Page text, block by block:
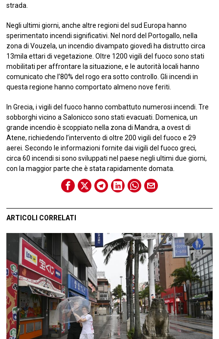
strada.
Negli ultimi giorni, anche altre regioni del sud Europa hanno
sperimentato incendi significativi. Nel nord del Portogallo, nella
zona di Vouzela, un incendio divampato giovedì ha distrutto circa
13mila ettari di vegetazione. Oltre 1200 vigili del fuoco sono stati
mobilitati per affrontare la situazione, e le autorità locali hanno
comunicato che l’80% del rogo era sotto controllo. Gli incendi in
questa regione hanno comportato almeno nove feriti.
In Grecia, i vigili del fuoco hanno combattuto numerosi incendi. Tre
sobborghi vicino a Salonicco sono stati evacuati. Domenica, un
grande incendio è scoppiato nella zona di Mandra, a ovest di
Atene, richiedendo l’intervento di oltre 200 vigili del fuoco e 29
aerei. Secondo le informazioni fornite dai vigili del fuoco greci,
circa 60 incendi si sono sviluppati nel paese negli ultimi due giorni,
con la maggior parte che è stata rapidamente domata.
ARTICOLI CORRELATI